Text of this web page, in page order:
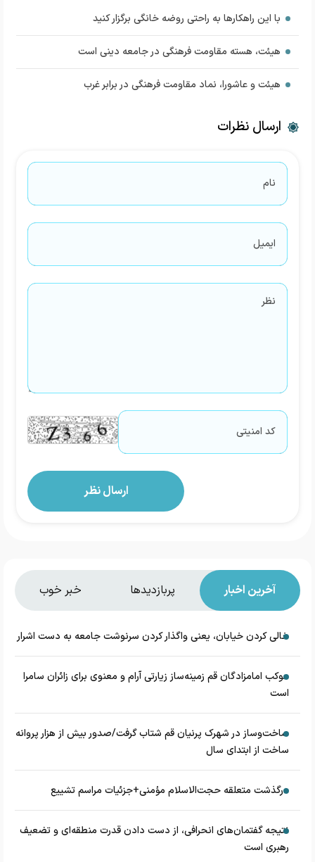
با این راهکارها به راحتی روضه خانگی برگزار کنید
هیئت، هسته مقاومت فرهنگی در جامعه دینی است
هیئت و عاشورا، نماد مقاومت فرهنگی در برابر غرب
ارسال نظرات
آخرین اخبار پربازدیدها خبر خوب
خالی کردن خیابان، یعنی واگذار کردن سرنوشت جامعه به دست اشرار
موکب امامزادگان قم زمینه‌ساز زیارتی آرام و معنوی برای زائران سامرا
است
ساخت‌وساز در شهرک پرنیان قم شتاب گرفت/صدور بیش از هزار پروانه
ساخت از ابتدای سال
درگذشت متعلقه حجت‌الاسلام مؤمنی+جزئیات مراسم تشییع
نتیجه گفتمان‌های انحرافی، از دست دادن قدرت منطقه‌ای و تضعیف
رهبری است